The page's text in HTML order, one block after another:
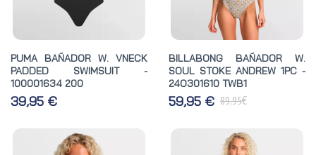
PUMA BAÑADOR W. VNECK
PADDED SWIMSUIT -
100001634 200
39,95 €
BILLABONG BAÑADOR W.
SOUL STOKE ANDREW 1PC -
24O301610 TWB1
59,95 € 89,95€